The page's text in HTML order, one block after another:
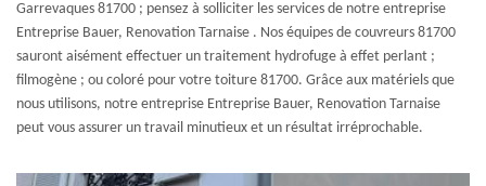
Garrevaques 81700 ; pensez à solliciter les services de notre entreprise
Entreprise Bauer, Renovation Tarnaise . Nos équipes de couvreurs 81700
sauront aisément effectuer un traitement hydrofuge à effet perlant ;
filmogène ; ou coloré pour votre toiture 81700. Grâce aux matériels que
nous utilisons, notre entreprise Entreprise Bauer, Renovation Tarnaise
peut vous assurer un travail minutieux et un résultat irréprochable.